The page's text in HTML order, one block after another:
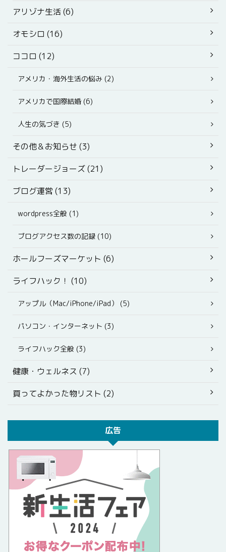
アリゾナ生活 (6)
オモシロ (16)
ココロ (12)
アメリカ・海外生活の悩み (2)
アメリカで国際結婚 (6)
人生の気づき (5)
その他＆お知らせ (3)
トレーダージョーズ (21)
ブログ運営 (13)
wordpress全般 (1)
ブログアクセス数の記録 (10)
ホールフーズマーケット (6)
ライフハック！ (10)
アップル（Mac/iPhone/iPad） (5)
パソコン・インターネット (3)
ライフハック全般 (3)
健康・ウェルネス (7)
買ってよかった物リスト (2)
広告